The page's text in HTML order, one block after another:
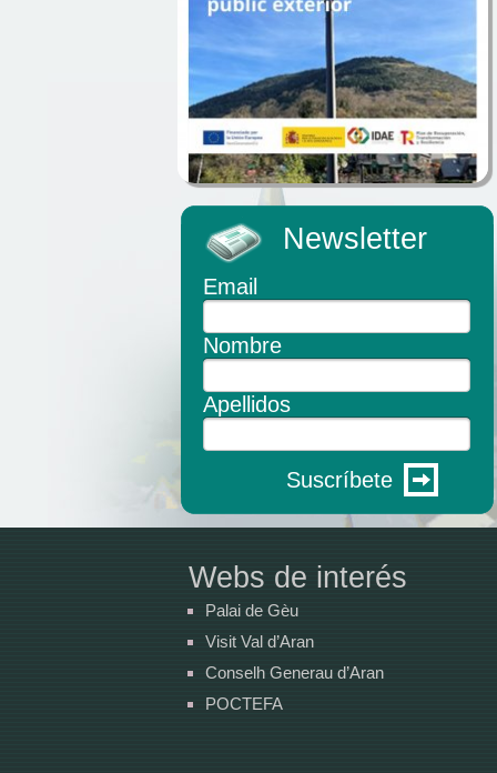
Newsletter
Email
Nombre
Apellidos
Suscríbete
Webs de interés
Palai de Gèu
Visit Val d’Aran
Conselh Generau d’Aran
POCTEFA